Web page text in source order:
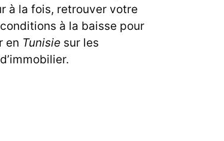
à la fois, retrouver votre
à la baisse pour
en Tunisie sur les